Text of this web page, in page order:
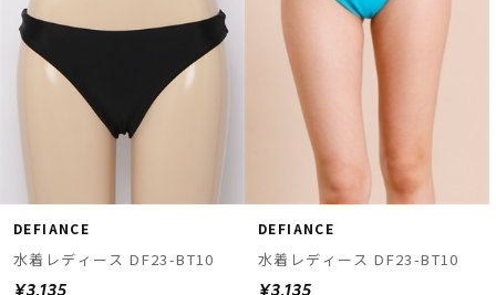
DEFIANCE
水着レディース DF23-BT10
DEFIANCE
水着レディース DF23-BT10